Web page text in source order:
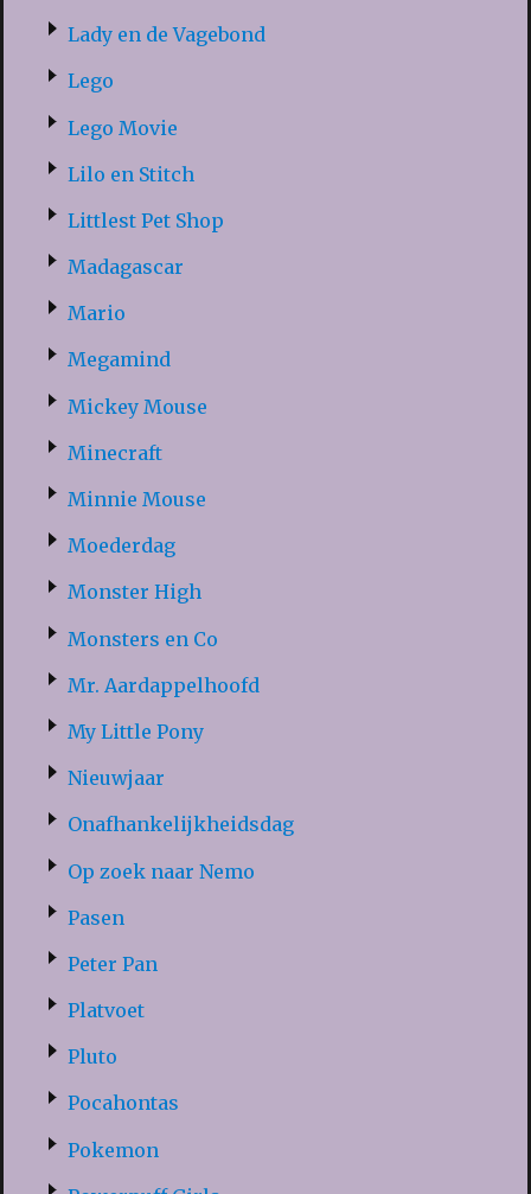
Lady en de Vagebond
Lego
Lego Movie
Lilo en Stitch
Littlest Pet Shop
Madagascar
Mario
Megamind
Mickey Mouse
Minecraft
Minnie Mouse
Moederdag
Monster High
Monsters en Co
Mr. Aardappelhoofd
My Little Pony
Nieuwjaar
Onafhankelijkheidsdag
Op zoek naar Nemo
Pasen
Peter Pan
Platvoet
Pluto
Pocahontas
Pokemon